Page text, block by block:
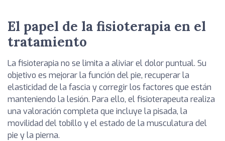
El papel de la fisioterapia en el
tratamiento
La fisioterapia no se limita a aliviar el dolor puntual. Su
objetivo es mejorar la función del pie, recuperar la
elasticidad de la fascia y corregir los factores que están
manteniendo la lesión. Para ello, el fisioterapeuta realiza
una valoración completa que incluye la pisada, la
movilidad del tobillo y el estado de la musculatura del
pie y la pierna.